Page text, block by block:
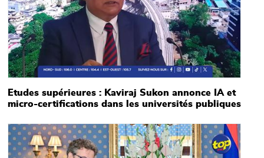
Etudes supérieures : Kaviraj Sukon annonce IA et
micro-certifications dans les universités publiques
Main picture